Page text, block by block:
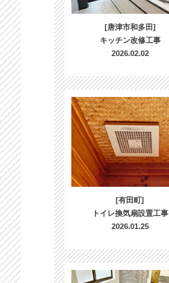
[唐津市和多田]
キッチン改修工事
2026.02.02
[有田町]
トイレ換気扇設置工事
2026.01.25